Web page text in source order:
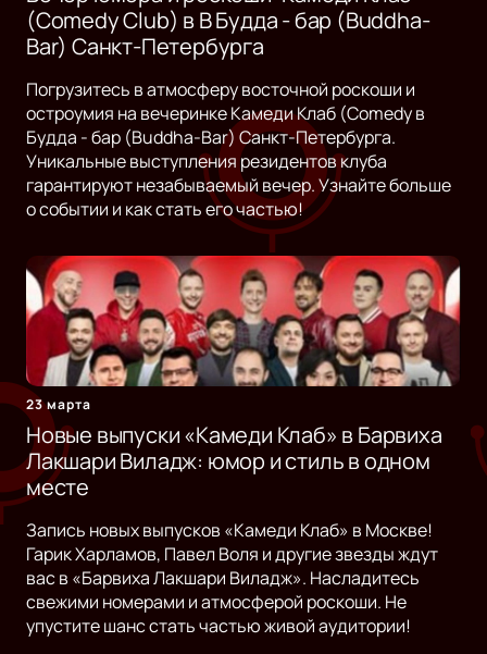
(Comedy Club) в B Будда - бар (Buddha-
Bar) Санкт-Петербурга
Погрузитесь в атмосферу восточной роскоши и
остроумия на вечеринке Камеди Клаб (Comedy в
Будда - бар (Buddha-Bar) Санкт-Петербурга.
Уникальные выступления резидентов клуба
гарантируют незабываемый вечер. Узнайте больше
о событии и как стать его частью!
23 марта
Новые выпуски «Камеди Клаб» в Барвиха
Лакшари Виладж: юмор и стиль в одном
месте
Запись новых выпусков «Камеди Клаб» в Москве!
Гарик Харламов, Павел Воля и другие звезды ждут
вас в «Барвиха Лакшари Виладж». Насладитесь
свежими номерами и атмосферой роскоши. Не
упустите шанс стать частью живой аудитории!